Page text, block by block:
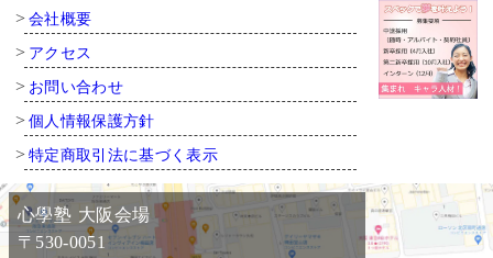
会社概要
アクセス
お問い合わせ
個人情報保護方針
特定商取引法に基づく表示
心學塾 大阪会場
〒530-0051